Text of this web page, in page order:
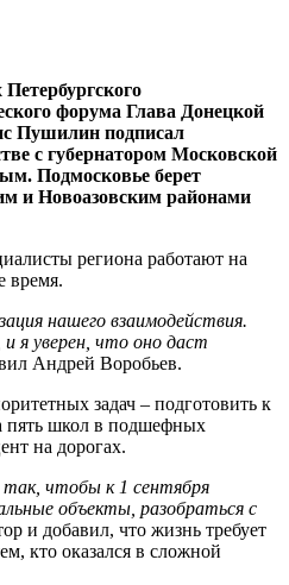
Петербургского
форума Глава Донецкой
Пушилин подписал
с губернатором Московской
Подмосковье берет
и Новоазовским районами
региона работают на
время.
нашего взаимодействия.
я уверен, что оно даст
Андрей Воробьев.
задач – подготовить к
пять школ в подшефных
на дорогах.
так, чтобы к 1 сентября
объекты, разобраться с
и добавил, что жизнь требует
кто оказался в сложной